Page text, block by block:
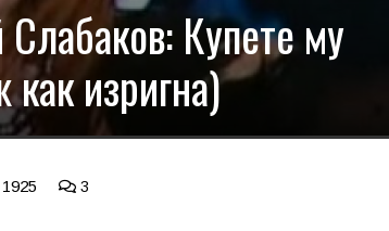
Купете му
изригна)
1925 3